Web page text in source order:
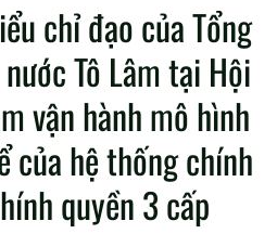
chỉ đạo của Tổng
Tô Lâm tại Hội
vận hành mô hình
của hệ thống chính
quyền 3 cấp